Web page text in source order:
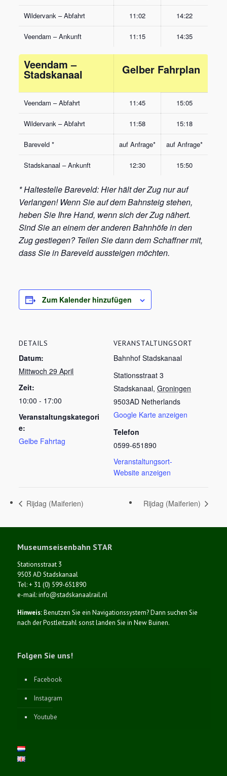
Wildervank – Abfahrt 11:02 14:22
Veendam – Ankunft 11:15 14:35
Veendam –
Stadskanaal Gelber Fahrplan
Veendam – Abfahrt 11:45 15:05
Wildervank – Abfahrt 11:58 15:18
Bareveld * auf Anfrage* auf Anfrage*
Stadskanaal – Ankunft 12:30 15:50
* Haltestelle Bareveld: Hier hält der Zug nur auf
Verlangen! Wenn Sie auf dem Bahnsteig stehen,
heben Sie Ihre Hand, wenn sich der Zug nähert.
Sind Sie an einem der anderen Bahnhöfe in den
Zug gestiegen? Teilen Sie dann dem Schaffner mit,
dass Sie in Bareveld aussteigen möchten.
Zum Kalender hinzufügen
DETAILS
Datum:
Mittwoch 29 April
Zeit:
10:00 - 17:00
Veranstaltungskategori
e:
Gelbe Fahrtag
VERANSTALTUNGSORT
Bahnhof Stadskanaal
Stationsstraat 3
Stadskanaal, Groningen
9503AD Netherlands
Google Karte anzeigen
Telefon
0599-651890
Veranstaltungsort-
Website anzeigen
Rijdag (Maiferien) Rijdag (Maiferien)
Museumseisenbahn STAR
Stationsstraat 3
9503 AD Stadskanaal
Tel: + 31 (0) 599-651890
e-mail: info@stadskanaalrail.nl
Hinweis:Benutzen Sie ein Navigationssystem? Dann suchen Sie
nach der Postleitzahl sonst landen Sie in New Buinen.
Folgen Sie uns!
Facebook
Instagram
Youtube